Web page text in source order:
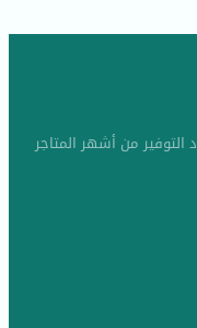
من أشهر المتاجر